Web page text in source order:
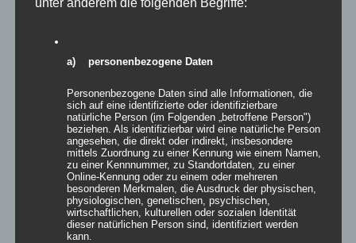
Projektionssegel HAMBURG
Details
zur Wunschliste
unter anderem die folgenden Begriffe:
a) personenbezogene Daten
Personenbezogene Daten sind alle Informationen, die
sich auf eine identifizierte oder identifizierbare
natürliche Person (im Folgenden „betroffene Person")
beziehen. Als identifizierbar wird eine natürliche Person
angesehen, die direkt oder indirekt, insbesondere
mittels Zuordnung zu einer Kennung wie einem Namen,
zu einer Kennnummer, zu Standortdaten, zu einer
Online-Kennung oder zu einem oder mehreren
besonderen Merkmalen, die Ausdruck der physischen,
physiologischen, genetischen, psychischen,
wirtschaftlichen, kulturellen oder sozialen Identität
dieser natürlichen Person sind, identifiziert werden
kann.